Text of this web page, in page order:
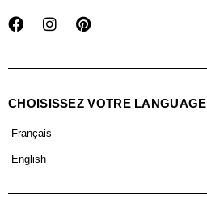
CHOISISSEZ VOTRE LANGUAGE
Français
English